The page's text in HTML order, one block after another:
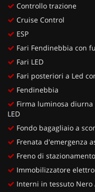
Controllo trazione
Cruise Control
ESP
Fari Fendinebbia con
Fari LED
Fari posteriori a Led
Fendinebbia
Firma luminosa
LED
Fondo bagagliaio a
Frenata d'emergenza
Freno di
Immobilizzatore
Interni in tessuto